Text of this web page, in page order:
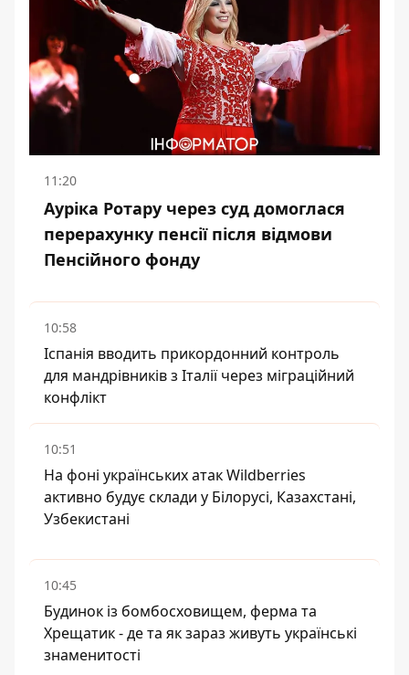
11:20
Ауріка Ротару через суд домоглася
перерахунку пенсії після відмови
Пенсійного фонду
10:58
Іспанія вводить прикордонний контроль
для мандрівників з Італії через міграційний
конфлікт
10:51
На фоні українських атак Wildberries
активно будує склади у Білорусі, Казахстані,
Узбекистані
10:45
Будинок із бомбосховищем, ферма та
Хрещатик - де та як зараз живуть українські
знаменитості